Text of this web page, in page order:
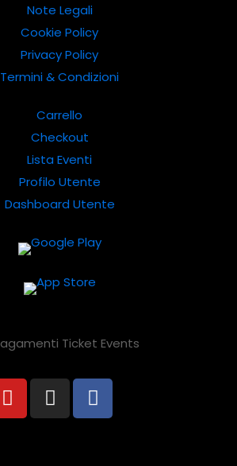
Note Legali
Cookie Policy
Privacy Policy
Termini & Condizioni
Carrello
Checkout
Lista Eventi
Profilo Utente
Dashboard Utente